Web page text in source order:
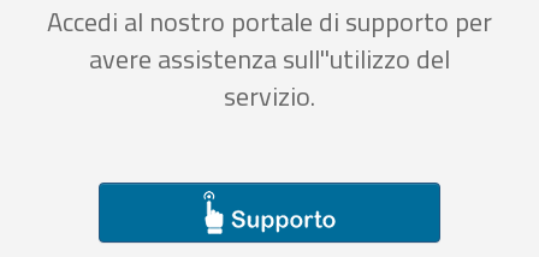
Accedi al nostro portale di supporto per
avere assistenza sull''utilizzo del
servizio.